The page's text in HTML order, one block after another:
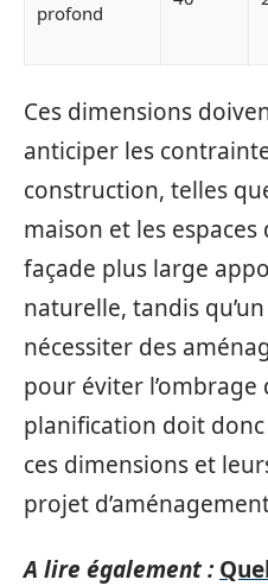
profond
Ces dimensions
anticiper les
construction, telles
maison et les
façade plus large
naturelle, tandis
nécessiter des
pour éviter l’ombrage
planification doit
ces dimensions et
projet
A lire également :